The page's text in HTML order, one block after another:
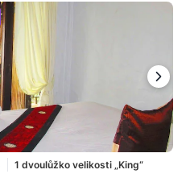
1 dvoulůžko velikosti „King“